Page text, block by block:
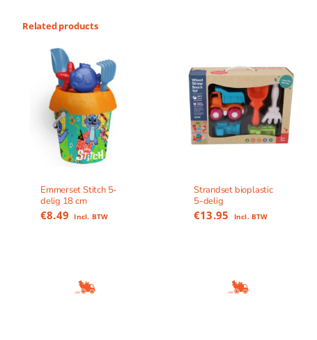
Related products
Emmerset Stitch 5-
delig 18 cm
€8.49 Incl. BTW
Strandset bioplastic
5-delig
€13.95 Incl. BTW